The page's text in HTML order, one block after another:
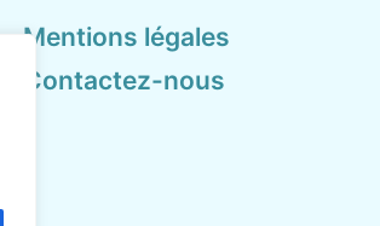
Mentions légales
Contactez-nous